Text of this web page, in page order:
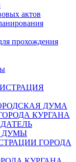
актов
прохождения
ДУМА
КУРГАНА
ДУМЫ
ГОРОДА